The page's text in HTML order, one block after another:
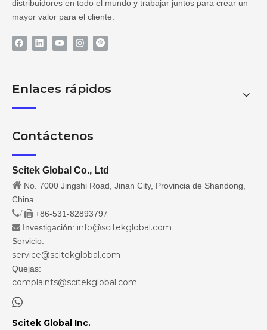
distribuidores en todo el mundo y trabajar juntos para crear un
mayor valor para el cliente.
Enlaces rápidos
Contáctenos
Scitek Global Co., Ltd
 No. 7000 Jingshi Road, Jinan City, Provincia de Shandong,
China
/  +86-531-82893797
 Investigación: info@scitekglobal.com
Servicio:
service@scitekglobal.com
Quejas:
complaints@scitekglobal.com

Scitek Global Inc.